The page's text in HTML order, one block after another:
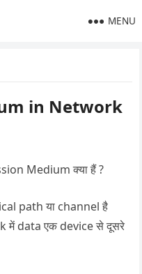
MENU
in Network
Medium क्या हैं ?
path या channel है
में data एक device से दूसरे